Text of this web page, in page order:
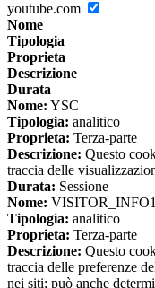
youtube.com
Nome
Tipologia
Proprieta
Descrizione
Durata
Nome: YSC
Tipologia: analitico
Proprieta: Terza-parte
Descrizione: Questo
traccia delle
Durata: Sessione
Nome:
Tipologia: analitico
Proprieta: Terza-parte
Descrizione: Questo
traccia delle preferenze
nei siti; può anche